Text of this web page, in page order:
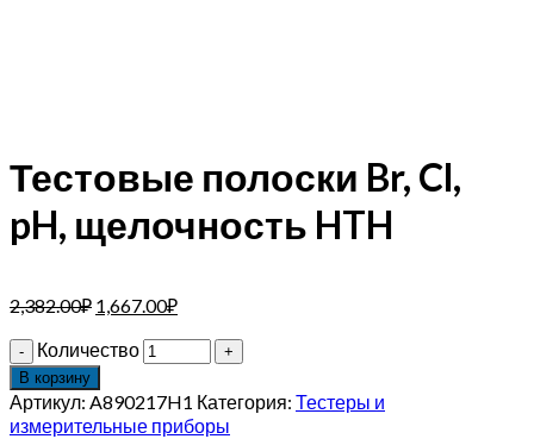
Тестовые полоски Br, Cl,
pH, щелочность HTH
2,382.00₽ 1,667.00₽
Количество
В корзину
Артикул: A890217H1 Категория: Тестеры и
измерительные приборы